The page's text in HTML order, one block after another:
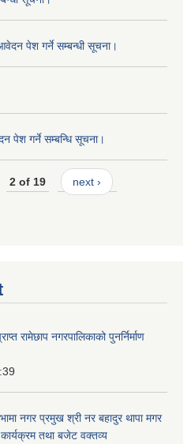
पेश गर्ने सम्बन्धी सूचना।
पेश गर्ने सम्बन्धि सूचना।
2 of 19 next ›
रामेछाप नगरपालिकाको पुनर्निर्माण
नगर प्रमुख श्री नर बहादुर थापा मगर
कार्यक्रम तथा बजेट वक्तव्य